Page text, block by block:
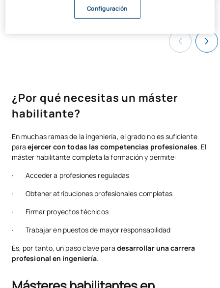
¿Por qué necesitas un máster
habilitante?
En muchas ramas de la ingeniería, el grado no es suficiente
paraejercer con todas las competencias profesionales. El
máster habilitante completa la formación y permite:
· Acceder a profesiones reguladas
· Obtener atribuciones profesionales completas
· Firmar proyectos técnicos
· Trabajar en puestos de mayor responsabilidad
Es, por tanto, un paso clave para desarrollar una carrera
profesional en ingeniería.
Configuración